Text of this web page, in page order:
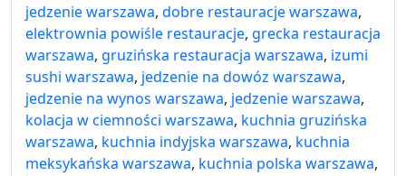
jedzenie warszawa, dobre restauracje warszawa,
elektrownia powiśle restauracje, grecka restauracja
warszawa, gruzińska restauracja warszawa, izumi
sushi warszawa, jedzenie na dowóz warszawa,
jedzenie na wynos warszawa, jedzenie warszawa,
kolacja w ciemności warszawa, kuchnia gruzińska
warszawa, kuchnia indyjska warszawa, kuchnia
meksykańska warszawa, kuchnia polska warszawa,